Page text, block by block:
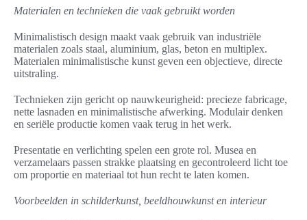
Materialen en technieken die vaak gebruikt worden
Minimalistisch design maakt vaak gebruik van industriële
materialen zoals staal, aluminium, glas, beton en multiplex.
Materialen minimalistische kunst geven een objectieve, directe
uitstraling.
Technieken zijn gericht op nauwkeurigheid: precieze fabricage,
nette lasnaden en minimalistische afwerking. Modulair denken
en seriële productie komen vaak terug in het werk.
Presentatie en verlichting spelen een grote rol. Musea en
verzamelaars passen strakke plaatsing en gecontroleerd licht toe
om proportie en materiaal tot hun recht te laten komen.
Voorbeelden in schilderkunst, beeldhouwkunst en interieur